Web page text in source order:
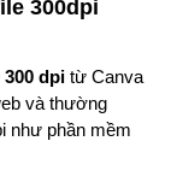
300dpi
300 dpi từ Canva
và thường
như phần mềm